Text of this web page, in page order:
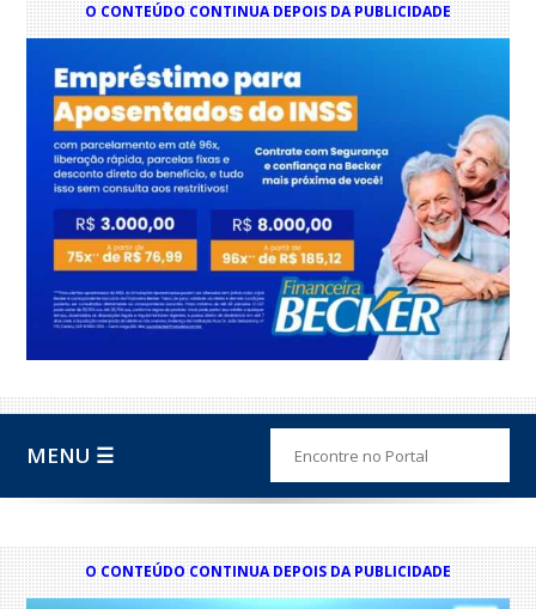
O CONTEÚDO CONTINUA DEPOIS DA PUBLICIDADE
MENU ☰
O CONTEÚDO CONTINUA DEPOIS DA PUBLICIDADE